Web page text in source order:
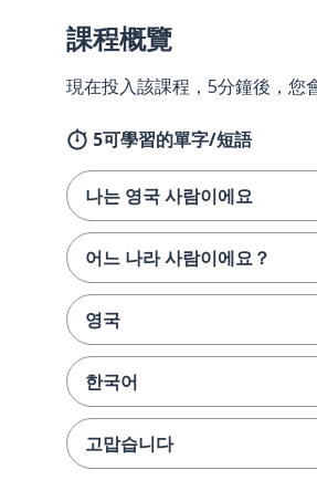
課程概覽
現在投入該課程，5分鐘後，您
5可學習的單字/短語
나는 영국 사람이에요
어느 나라 사람이에요？
영국
한국어
고맙습니다